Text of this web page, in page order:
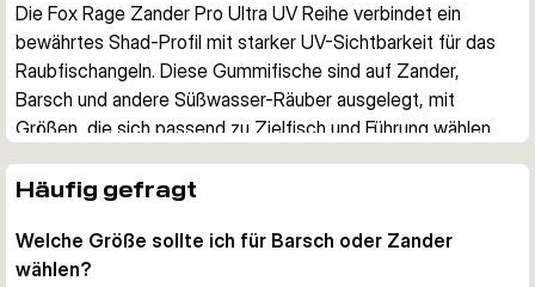
Die Fox Rage Zander Pro Ultra UV Reihe verbindet ein
bewährtes Shad-Profil mit starker UV-Sichtbarkeit für das
Raubfischangeln. Diese Gummifische sind auf Zander,
Barsch und andere Süßwasser-Räuber ausgelegt, mit
Größen, die sich passend zu Zielfisch und Führung wählen
Bewährte Shad-Form
schlankem Beutefischprofil und Schaufelschwanz, der schon
bei leichtem Zug sauber arbeitet. Damit eignet er sich gut
Häufig gefragt
Welche Größe sollte ich für Barsch oder Zander
wählen?